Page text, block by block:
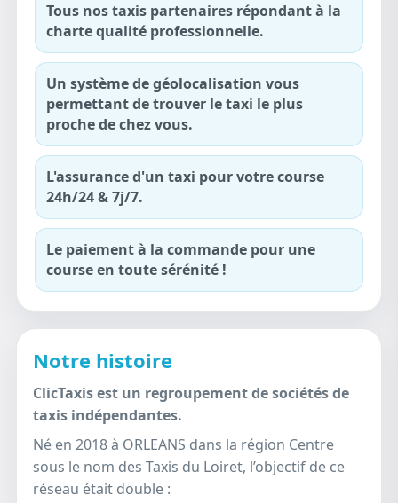
Tous nos taxis partenaires répondant à la
charte qualité professionnelle.
Un système de géolocalisation vous
permettant de trouver le taxi le plus
proche de chez vous.
L'assurance d'un taxi pour votre course
24h/24 & 7j/7.
Le paiement à la commande pour une
course en toute sérénité !
Notre histoire
ClicTaxis est un regroupement de sociétés de
taxis indépendantes.
Né en 2018 à ORLEANS dans la région Centre
sous le nom des Taxis du Loiret, l’objectif de ce
réseau était double :